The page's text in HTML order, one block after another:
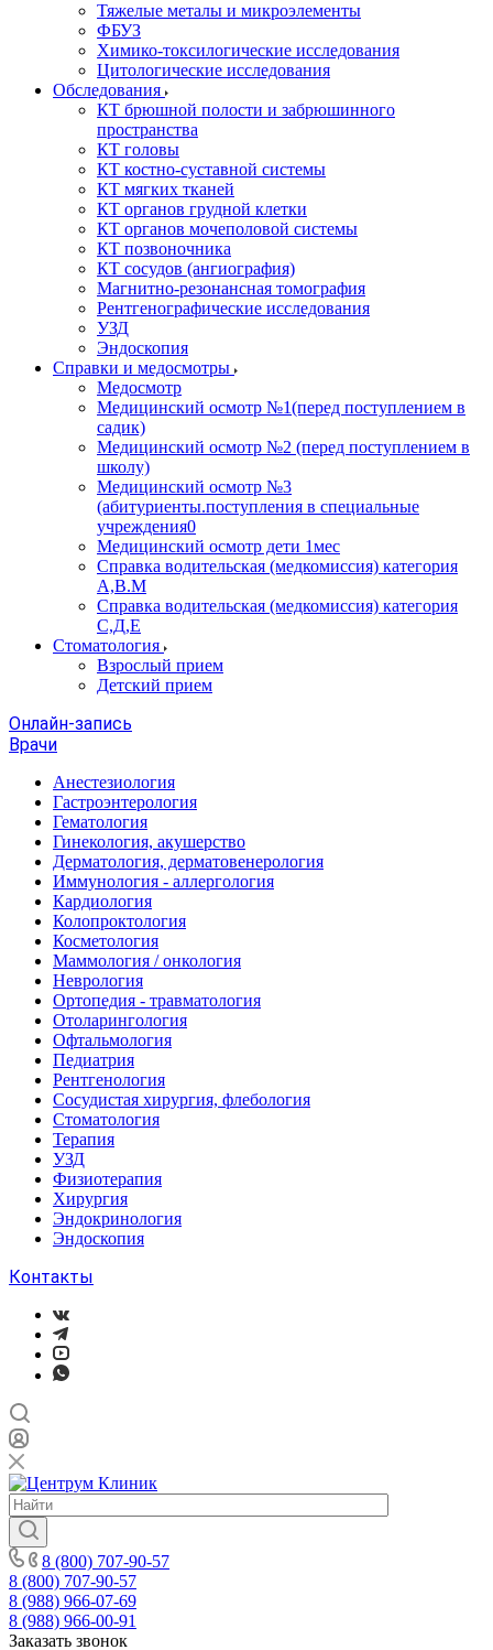
Тяжелые металы и микроэлементы
ФБУЗ
Химико-токсилогические исследования
Цитологические исследования
Обследования
КТ брюшной полости и забрюшинного
пространства
КТ головы
КТ костно-суставной системы
КТ мягких тканей
КТ органов грудной клетки
КТ органов мочеполовой системы
КТ позвоночника
КТ сосудов (ангиография)
Магнитно-резонансная томография
Рентгенографические исследования
УЗД
Эндоскопия
Справки и медосмотры
Медосмотр
Медицинский осмотр №1(перед поступлением в
садик)
Медицинский осмотр №2 (перед поступлением в
школу)
Медицинский осмотр №3
(абитуриенты.поступления в специальные
учреждения0
Медицинский осмотр дети 1мес
Справка водительская (медкомиссия) категория
А,В.М
Справка водительская (медкомиссия) категория
С,Д,Е
Стоматология
Взрослый прием
Детский прием
Онлайн-запись
Врачи
Анестезиология
Гастроэнтерология
Гематология
Гинекология, акушерство
Дерматология, дерматовенерология
Иммунология - аллергология
Кардиология
Колопроктология
Косметология
Маммология / онкология
Неврология
Ортопедия - травматология
Отоларингология
Офтальмология
Педиатрия
Рентгенология
Сосудистая хирургия, флебология
Стоматология
Терапия
УЗД
Физиотерапия
Хирургия
Эндокринология
Эндоскопия
Контакты
8 (800) 707-90-57
8 (800) 707-90-57
8 (988) 966-07-69
8 (988) 966-00-91
Заказать звонок